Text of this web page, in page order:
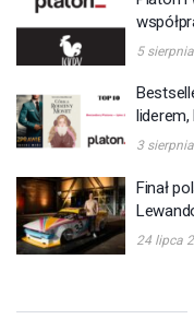
5
liderem,
3
Finał
24 lipca